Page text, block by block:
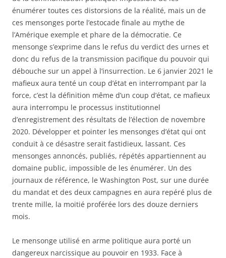
énumérer toutes ces distorsions de la réalité, mais un de
ces mensonges porte l’estocade finale au mythe de
l’Amérique exemple et phare de la démocratie. Ce
mensonge s’exprime dans le refus du verdict des urnes et
donc du refus de la transmission pacifique du pouvoir qui
débouche sur un appel à l’insurrection. Le 6 janvier 2021 le
mafieux aura tenté un coup d’état en interrompant par la
force, c’est la définition même d’un coup d’état, ce mafieux
aura interrompu le processus institutionnel
d’enregistrement des résultats de l’élection de novembre
2020. Développer et pointer les mensonges d’état qui ont
conduit à ce désastre serait fastidieux, lassant. Ces
mensonges annoncés, publiés, répétés appartiennent au
domaine public, impossible de les énumérer. Un des
journaux de référence, le Washington Post, sur une durée
du mandat et des deux campagnes en aura repéré plus de
trente mille, la moitié proférée lors des douze derniers
mois.
Le mensonge utilisé en arme politique aura porté un
dangereux narcissique au pouvoir en 1933. Face à